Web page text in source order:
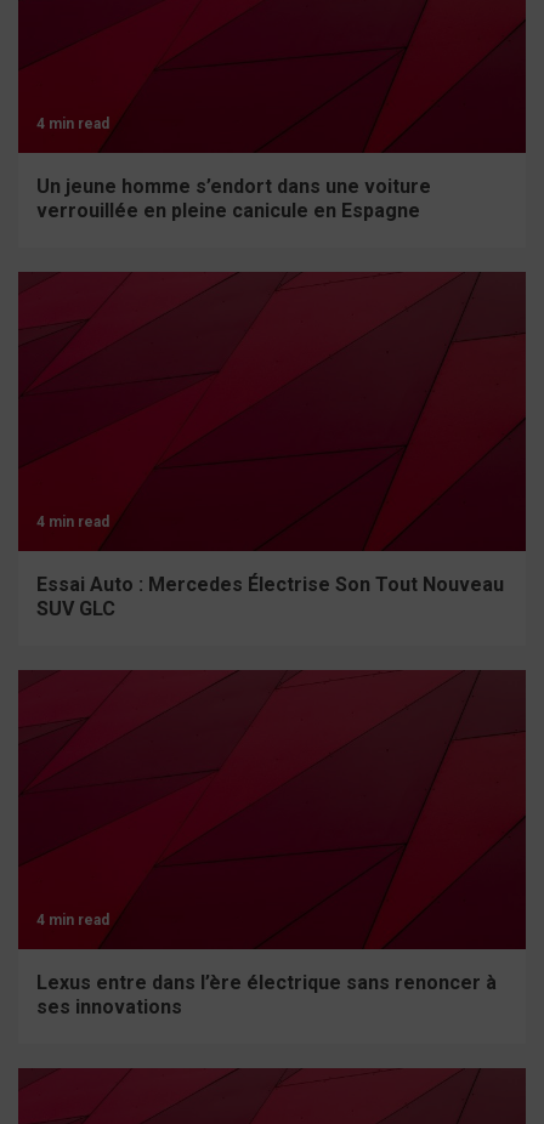
4 min read
Un jeune homme s’endort dans une voiture
verrouillée en pleine canicule en Espagne
4 min read
Essai Auto : Mercedes Électrise Son Tout Nouveau
SUV GLC
4 min read
Lexus entre dans l’ère électrique sans renoncer à
ses innovations